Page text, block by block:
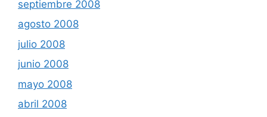
septiembre 2008
agosto 2008
julio 2008
junio 2008
mayo 2008
abril 2008